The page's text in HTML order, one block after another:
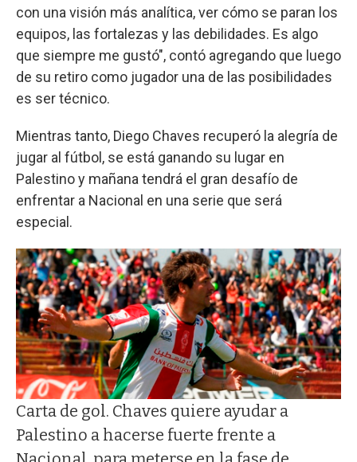
con una visión más analítica, ver cómo se paran los
equipos, las fortalezas y las debilidades. Es algo
que siempre me gustó", contó agregando que luego
de su retiro como jugador una de las posibilidades
es ser técnico.
Mientras tanto, Diego Chaves recuperó la alegría de
jugar al fútbol, se está ganando su lugar en
Palestino y mañana tendrá el gran desafío de
enfrentar a Nacional en una serie que será
especial.
Carta de gol. Chaves quiere ayudar a
Palestino a hacerse fuerte frente a